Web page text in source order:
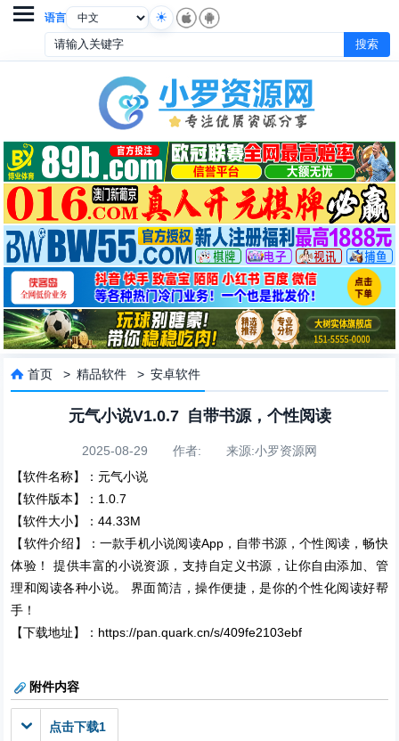
语言

 首页 >精品软件 >安卓软件
元气小说V1.0.7 自带书源，个性阅读
2025-08-29 作者: 来源:小罗资源网
【软件名称】：元气小说
【软件版本】：1.0.7
【软件大小】：44.33M
【软件介绍】：一款手机小说阅读App，自带书源，个性阅读，畅快
体验！ 提供丰富的小说资源，支持自定义书源，让你自由添加、管
理和阅读各种小说。 界面简洁，操作便捷，是你的个性化阅读好帮
手！
【下载地址】：https://pan.quark.cn/s/409fe2103ebf
附件内容
点击下载1